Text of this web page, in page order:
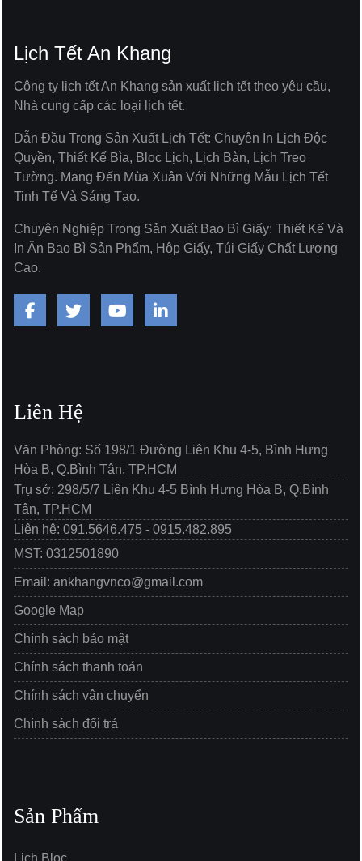
Lịch Tết An Khang
Công ty lịch tết An Khang sản xuất lịch tết theo yêu cầu,
Nhà cung cấp các loại lịch tết.
Dẫn Đầu Trong Sản Xuất Lịch Tết: Chuyên In Lịch Độc
Quyền, Thiết Kế Bìa, Bloc Lịch, Lịch Bàn, Lịch Treo
Tường. Mang Đến Mùa Xuân Với Những Mẫu Lịch Tết
Tinh Tế Và Sáng Tạo.
Chuyên Nghiệp Trong Sản Xuất Bao Bì Giấy: Thiết Kế Và
In Ấn Bao Bì Sản Phẩm, Hộp Giấy, Túi Giấy Chất Lượng
Cao.
Liên Hệ
Văn Phòng: Số 198/1 Đường Liên Khu 4-5, Bình Hưng
Hòa B, Q.Bình Tân, TP.HCM
Trụ sở: 298/5/7 Liên Khu 4-5 Bình Hưng Hòa B, Q.Bình
Tân, TP.HCM
Liên hệ: 091.5646.475 - 0915.482.895
MST: 0312501890
Email: ankhangvnco@gmail.com
Google Map
Chính sách bảo mật
Chính sách thanh toán
Chính sách vận chuyển
Chính sách đổi trả
Sản Phẩm
Lịch Bloc